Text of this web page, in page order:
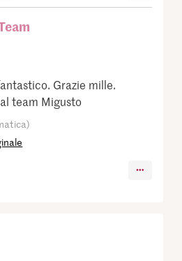
Grazie mille.
team Migusto